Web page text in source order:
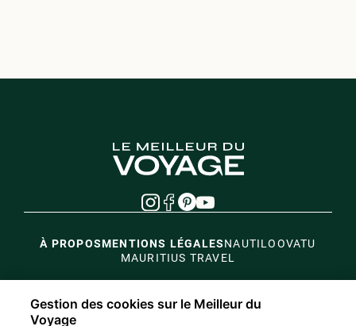
À PROPOSMENTIONS LÉGALESNAUTILOOVATU
MAURITIUS TRAVEL
Gestion des cookies sur le Meilleur du
Voyage